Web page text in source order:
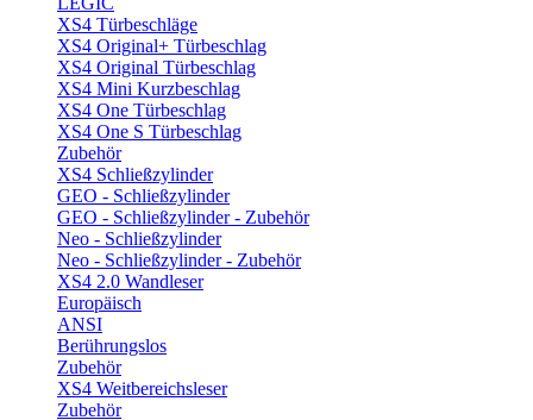
XS4 Türbeschläge
XS4 Original+ Türbeschlag
XS4 Original Türbeschlag
XS4 Mini Kurzbeschlag
XS4 One Türbeschlag
XS4 One S Türbeschlag
Zubehör
XS4 Schließzylinder
GEO - Schließzylinder
GEO - Schließzylinder - Zubehör
Neo - Schließzylinder
Neo - Schließzylinder - Zubehör
XS4 2.0 Wandleser
Europäisch
ANSI
Berührungslos
Zubehör
XS4 Weitbereichsleser
Zubehör